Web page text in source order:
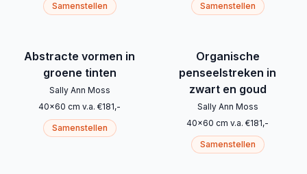
Samenstellen Samenstellen
Abstracte vormen in
groene tinten
Sally Ann Moss
40x60 cm v.a. €181,-
Samenstellen
Organische
penseelstreken in
zwart en goud
Sally Ann Moss
40x60 cm v.a. €181,-
Samenstellen